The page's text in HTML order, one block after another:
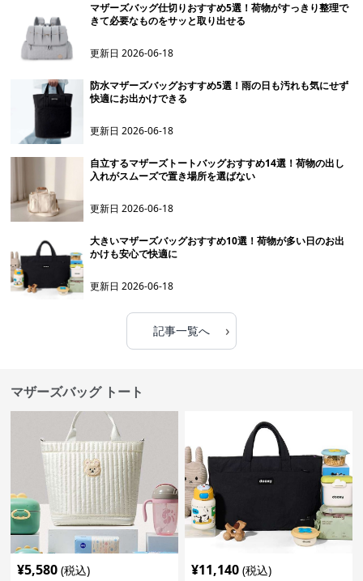
マザーズバッグ仕切りおすすめ5選！荷物がすっきり整理で
きて必要なものをサッと取り出せる
更新日2026-06-18
防水マザーズバッグおすすめ5選！雨の日も汚れも気にせず
快適にお出かけできる
更新日2026-06-18
自立するマザーズトートバッグおすすめ14選！荷物の出し
入れがスムーズで置き場所を選ばない
更新日2026-06-18
大きいマザーズバッグおすすめ10選！荷物が多い日のお出
かけも安心で快適に
更新日2026-06-18
記事一覧へ ›
マザーズバッグ トート
¥5,580 (税込) ¥11,140 (税込)